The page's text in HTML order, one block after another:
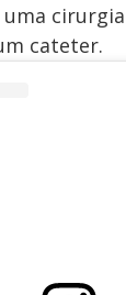
cateter.